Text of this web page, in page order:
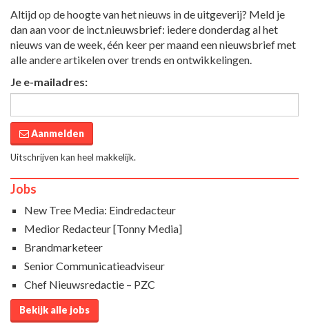
Altijd op de hoogte van het nieuws in de uitgeverij? Meld je
dan aan voor de inct.nieuwsbrief: iedere donderdag al het
nieuws van de week, één keer per maand een nieuwsbrief met
alle andere artikelen over trends en ontwikkelingen.
Je e-mailadres:
Aanmelden
Uitschrijven kan heel makkelijk.
Jobs
New Tree Media: Eindredacteur
Medior Redacteur [Tonny Media]
Brandmarketeer
Senior Communicatieadviseur
Chef Nieuwsredactie – PZC
Bekijk alle jobs